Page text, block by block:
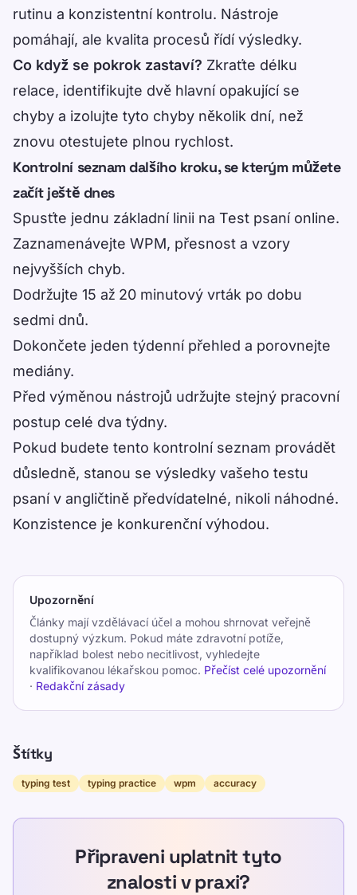
rutinu a konzistentní kontrolu. Nástroje
pomáhají, ale kvalita procesů řídí výsledky.
Co když se pokrok zastaví? Zkraťte délku
relace, identifikujte dvě hlavní opakující se
chyby a izolujte tyto chyby několik dní, než
znovu otestujete plnou rychlost.
Kontrolní seznam dalšího kroku, se kterým můžete
začít ještě dnes
Spusťte jednu základní linii na Test psaní online.
Zaznamenávejte WPM, přesnost a vzory
nejvyšších chyb.
Dodržujte 15 až 20 minutový vrták po dobu
sedmi dnů.
Dokončete jeden týdenní přehled a porovnejte
mediány.
Před výměnou nástrojů udržujte stejný pracovní
postup celé dva týdny.
Pokud budete tento kontrolní seznam provádět
důsledně, stanou se výsledky vašeho testu
psaní v angličtině předvídatelné, nikoli náhodné.
Konzistence je konkurenční výhodou.
Upozornění
Články mají vzdělávací účel a mohou shrnovat veřejně
dostupný výzkum. Pokud máte zdravotní potíže,
například bolest nebo necitlivost, vyhledejte
kvalifikovanou lékařskou pomoc. Přečíst celé upozornění
· Redakční zásady
Štítky
typing test typing practice wpm accuracy
Připraveni uplatnit tyto
znalosti v praxi?